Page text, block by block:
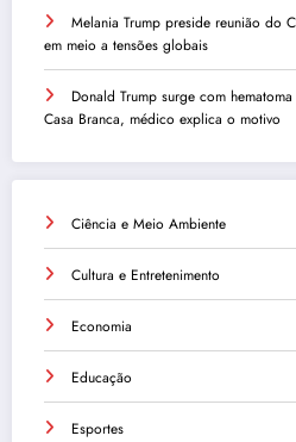
Melania Trump preside reunião do
em meio a tensões globais
Donald Trump surge com
Casa Branca, médico explica o motivo
Ciência e Meio Ambiente
Cultura e Entretenimento
Economia
Educação
Esportes